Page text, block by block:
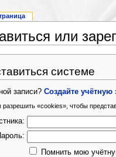
или
системе
записи?Создайте учётную
«cookies», чтобы
Помнить мою